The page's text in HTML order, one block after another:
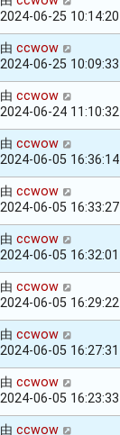
2024-06-25 10:14:20
由 ccwow
2024-06-25 10:09:33
由 ccwow
2024-06-24 11:10:32
由 ccwow
2024-06-05 16:36:14
由 ccwow
2024-06-05 16:33:27
由 ccwow
2024-06-05 16:32:01
由 ccwow
2024-06-05 16:29:22
由 ccwow
2024-06-05 16:27:31
由 ccwow
2024-06-05 16:23:33
由 ccwow